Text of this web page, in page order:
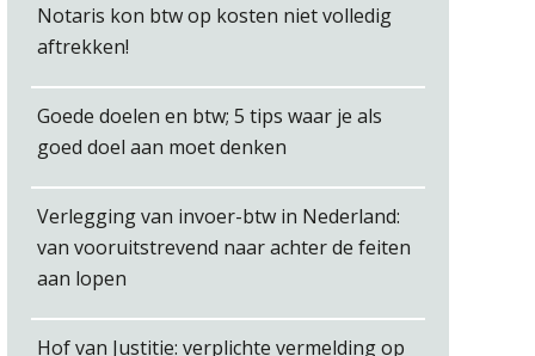
Léon de Jager
Notaris kon btw op kosten niet volledig
aftrekken!
Goede doelen en btw; 5 tips waar je als
goed doel aan moet denken
Verlegging van invoer-btw in Nederland:
van vooruitstrevend naar achter de feiten
aan lopen
Hof van Justitie: verplichte vermelding op